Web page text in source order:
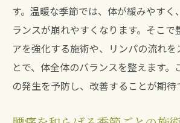
す。温暖な季節では、体が緩みやすく
ランスが崩れやすくなります。そこで
アを強化する施術や、リンパの流れを
とで、体全体のバランスを整えます。
の発生を予防し、改善することが期待